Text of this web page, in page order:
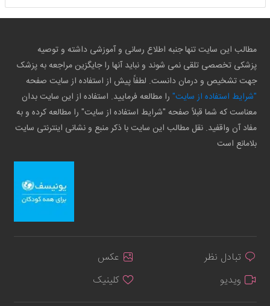
مطالب این سایت تنها جنبه اطلاع رسانی و آموزشی داشته و توصیه
پزشکی تخصصی تلقی نمی شوند و نباید آنها را جایگزین مراجعه به پزشک
جهت تشخیص و درمان دانست. لطفاً پیش از استفاده از سایت صفحه
"شرایط استفاده از سایت" را مطالعه فرمایید. استفاده از این سایت بدان
معناست که شما قبلاً صفحه "شرایط استفاده از سایت" را مطالعه کرده و به
مفاد آن واقفید. نقل مطالب این سایت با ذکر منبع و نشانی اینترنتی سایت
بلامانع است
تبادل نظر
عکس
ویدیو
کلینیک